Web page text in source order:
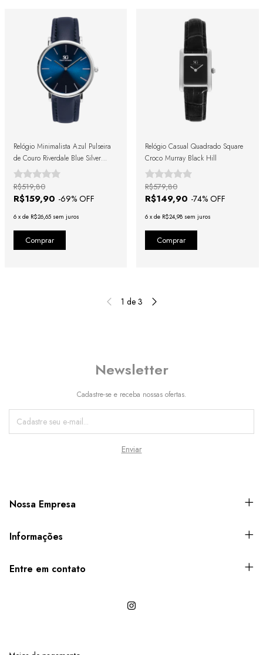
Relógio Minimalista Azul Pulseira
de Couro Riverdale Blue Silver
40mm
R$159,90 -69% OFF
R$519,80
6 x de R$26,65 sem juros
Relógio Casual Quadrado Square
Croco Murray Black Hill
R$149,90 -74% OFF
R$579,80
6 x de R$24,98 sem juros
1 de 3
Newsletter
Cadastre-se e receba nossas ofertas.
Nossa Empresa
Informações
Entre em contato